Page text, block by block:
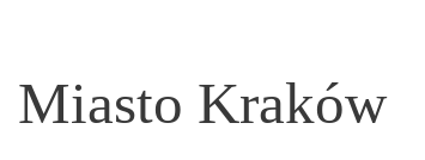
Miasto Kraków